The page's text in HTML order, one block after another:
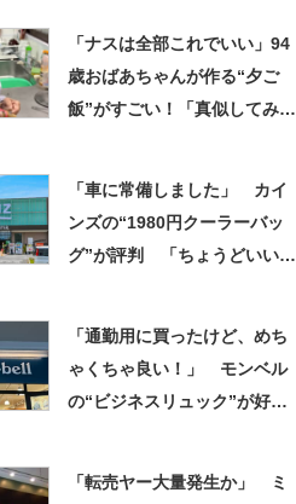
「ナスは全部これでいい」94
歳おばあちゃんが作る“夕ご
飯”がすごい！「真似してみま
「車に常備しました」 カイ
ンズの“1980円クーラーバッ
グ”が評判 「ちょうどいい大
「通勤用に買ったけど、めち
ゃくちゃ良い！」 モンベル
の“ビジネスリュック”が好
「転売ヤー大量発生か」 ミ